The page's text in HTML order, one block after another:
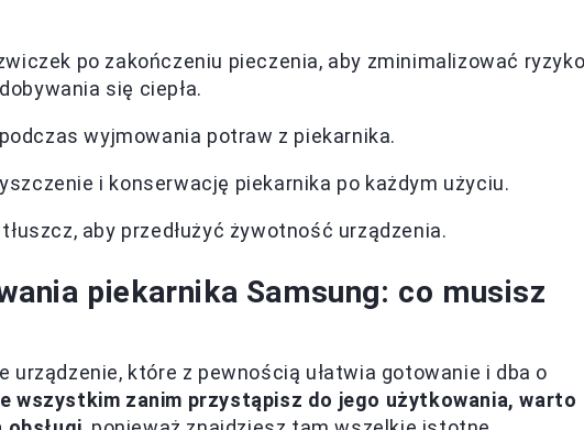
po zakończeniu pieczenia, aby zminimalizować ryzyko
się ciepła.
wyjmowania potraw z piekarnika.
i konserwację piekarnika po każdym użyciu.
aby przedłużyć żywotność urządzenia.
piekarnika Samsung: co musisz
które z pewnością ułatwia gotowanie i dba o
wszystkim zanim przystąpisz do jego użytkowania, warto